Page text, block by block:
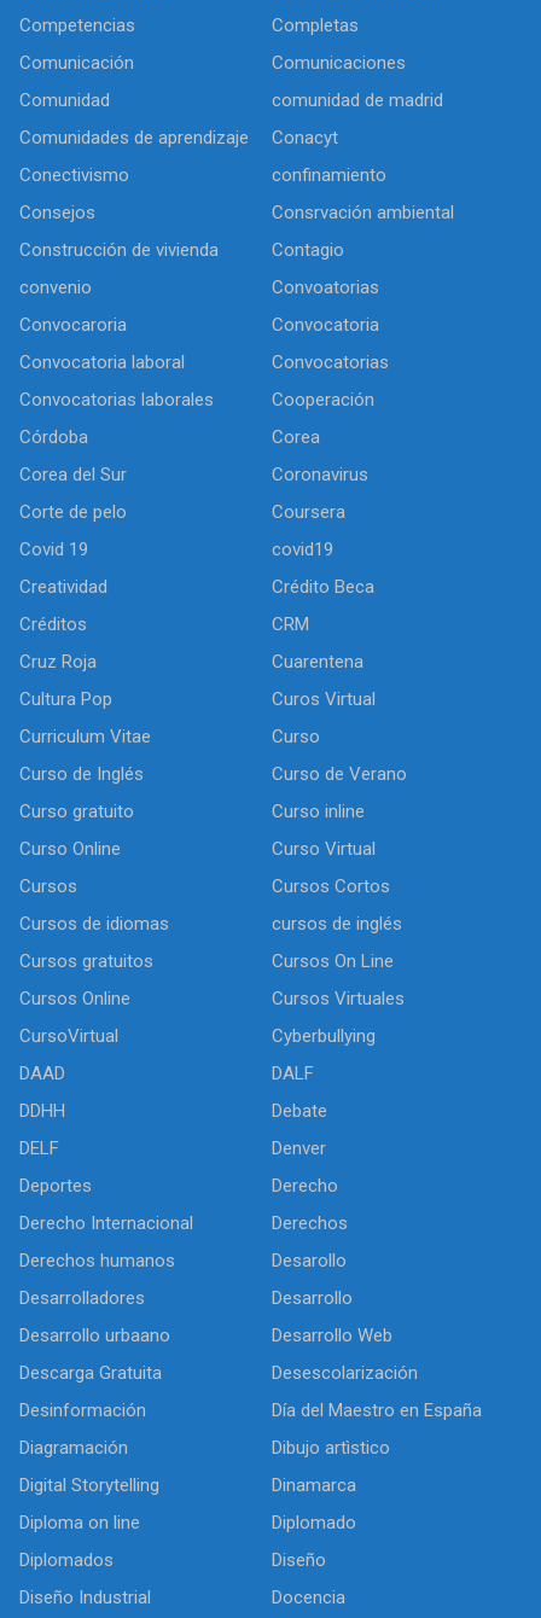
Competencias
Completas
Comunicación
Comunicaciones
Comunidad
comunidad de madrid
Comunidades de aprendizaje
Conacyt
Conectivismo
confinamiento
Consejos
Consrvación ambiental
Construcción de vivienda
Contagio
convenio
Convoatorias
Convocaroria
Convocatoria
Convocatoria laboral
Convocatorias
Convocatorias laborales
Cooperación
Córdoba
Corea
Corea del Sur
Coronavirus
Corte de pelo
Coursera
Covid 19
covid19
Creatividad
Crédito Beca
Créditos
CRM
Cruz Roja
Cuarentena
Cultura Pop
Curos Virtual
Curriculum Vitae
Curso
Curso de Inglés
Curso de Verano
Curso gratuito
Curso inline
Curso Online
Curso Virtual
Cursos
Cursos Cortos
Cursos de idiomas
cursos de inglés
Cursos gratuitos
Cursos On Line
Cursos Online
Cursos Virtuales
CursoVirtual
Cyberbullying
DAAD
DALF
DDHH
Debate
DELF
Denver
Deportes
Derecho
Derecho Internacional
Derechos
Derechos humanos
Desarollo
Desarrolladores
Desarrollo
Desarrollo urbaano
Desarrollo Web
Descarga Gratuita
Desescolarización
Desinformación
Día del Maestro en España
Diagramación
Dibujo artìstico
Digital Storytelling
Dinamarca
Diploma on line
Diplomado
Diplomados
Diseño
Diseño Industrial
Docencia